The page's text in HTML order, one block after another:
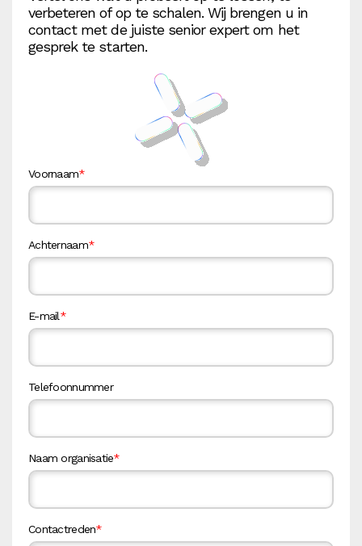
verbeteren of op te schalen. Wij brengen u in
contact met de juiste senior expert om het
gesprek te starten.
Voornaam*
Achternaam*
E-mail*
Telefoonnummer
Naam organisatie*
Contactreden*